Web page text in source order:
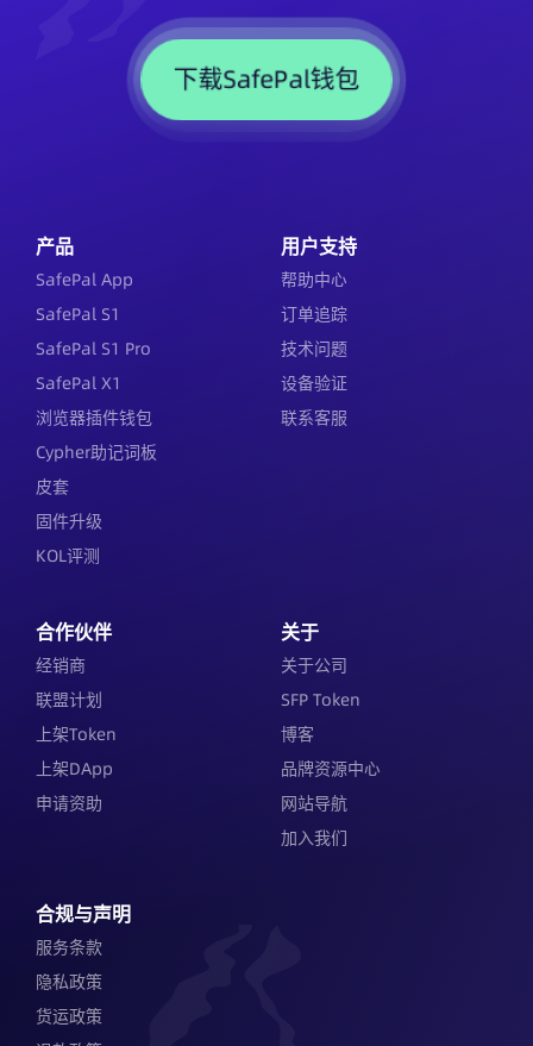
下载SafePal钱包
产品
SafePal App
SafePal S1
SafePal S1 Pro
SafePal X1
浏览器插件钱包
Cypher助记词板
皮套
固件升级
KOL评测
用户支持
帮助中心
订单追踪
技术问题
设备验证
联系客服
合作伙伴
经销商
联盟计划
上架Token
上架DApp
申请资助
关于
关于公司
SFP Token
博客
品牌资源中心
网站导航
加入我们
合规与声明
服务条款
隐私政策
货运政策